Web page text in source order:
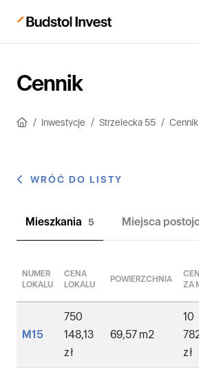
Cennik
Inwestycje Strzelecka 55 Cennik
WRÓĆ DO LISTY
Mieszkania 5 Miejsca
NUMER
LOKALU
CENA
LOKALU
POWIERZCHNIA
ZA
M15
750
148,13
zł
69,57 m2
10
zł